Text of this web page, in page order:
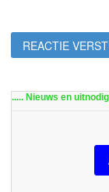
..... Nieuws en